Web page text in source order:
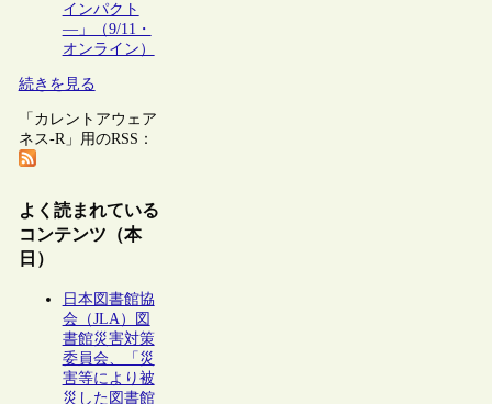
インパクト
―」（9/11・
オンライン）
続きを見る
「カレントアウェア
ネス-R」用のRSS：
よく読まれている
コンテンツ（本
日）
日本図書館協
会（JLA）図
書館災害対策
委員会、「災
害等により被
災した図書館